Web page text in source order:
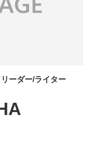
ーダー/ライター